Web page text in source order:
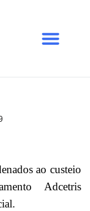
ao custeio
Adcetris